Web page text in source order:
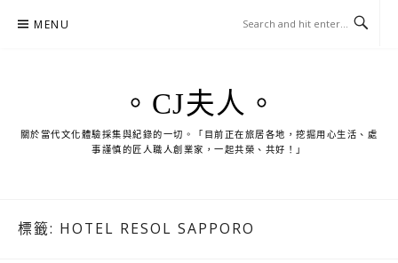
MENU
。CJ夫人。
關於當代文化體驗採集與紀錄的一切。「目前正在旅居各地，挖掘用心生活、處
事謹慎的匠人職人創業家，一起共榮、共好！」
標籤: HOTEL RESOL SAPPORO